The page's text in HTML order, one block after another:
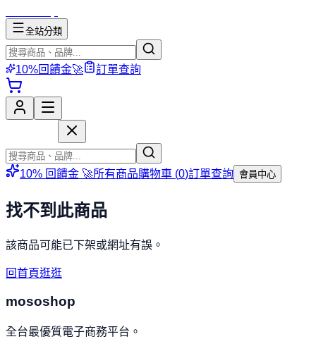
全站分類
10%回饋金🚀 訂單查詢
10% 回饋金 🚀所有商品購物車 (0)訂單查詢 會員中心
找不到此商品
該商品可能已下架或網址有誤。
回首頁逛逛
mososhop
全台最優質電子商務平台。